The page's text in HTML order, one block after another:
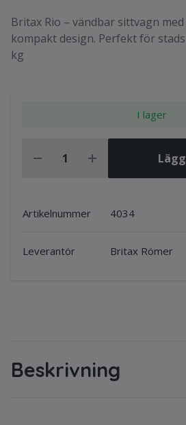
Britax Rio – vändbar sittvagn
kompakt design. Perfekt för
kg
I lager
Artikelnummer 4034
Leverantör Britax Römer
Beskrivning